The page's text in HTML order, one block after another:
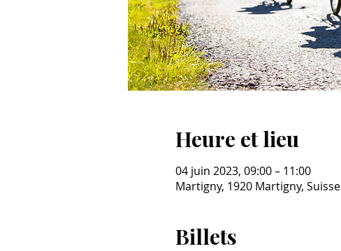
Heure et lieu
04 juin 2023, 09:00 – 11:00
Martigny, 1920 Martigny, Suisse
Billets